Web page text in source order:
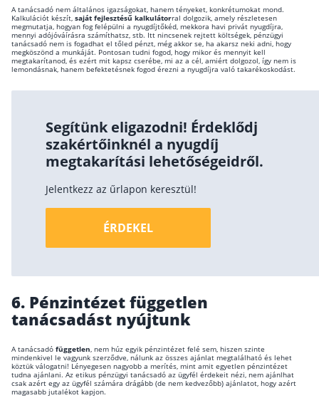
TBSZ számla
ETF
Gyermek megtakarítás
Hitel
Vállalkozói hitel
Szabad felhasználású hitel
Vagyonbiztosítások
Casco
Utasbiztosítás
A tanácsadó nem általános igazságokat, hanem tényeket, konkrétumokat mond.
Kalkulációt készít, saját fejlesztésű kalkulátorral dolgozik, amely részletesen
megmutatja, hogyan fog felépülni a nyugdíjtőkéd, mekkora havi privát nyugdíjra,
mennyi adójóváírásra számíthatsz, stb. Itt nincsenek rejtett költségek, pénzügyi
tanácsadó nem is fogadhat el tőled pénzt, még akkor se, ha akarsz neki adni, hogy
megköszönd a munkáját. Pontosan tudni fogod, hogy mikor és mennyit kell
megtakarítanod, és ezért mit kapsz cserébe, mi az a cél, amiért dolgozol, így nem is
lemondásnak, hanem befektetésnek fogod érezni a nyugdíjra való takarékoskodást.
Segítünk eligazodni! Érdeklődj
szakértőinknél a nyugdíj
megtakarítási lehetőségeidről.
Jelentkezz az űrlapon keresztül!
ÉRDEKEL
6. Pénzintézet független
tanácsadást nyújtunk
A tanácsadó független, nem húz egyik pénzintézet felé sem, hiszen szinte
mindenkivel le vagyunk szerződve, nálunk az összes ajánlat megtalálható és lehet
köztük válogatni! Lényegesen nagyobb a merítés, mint amit egyetlen pénzintézet
tudna ajánlani. Az etikus pénzügyi tanácsadó az ügyfél érdekeit nézi, nem ajánlhat
csak azért egy az ügyfél számára drágább (de nem kedvezőbb) ajánlatot, hogy azért
magasabb jutalékot kapjon.